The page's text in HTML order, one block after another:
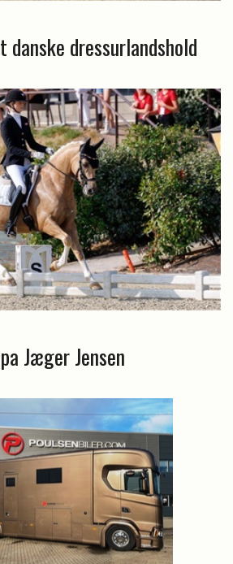
dressurlandshold
Jæger Jensen